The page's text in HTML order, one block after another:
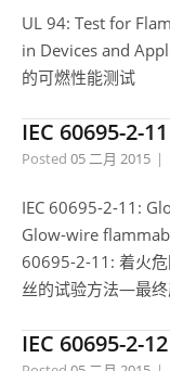
UL 94: Test for
in Devices and
的可燃性能测试
IEC 60695-2-
Posted 05 二月 2015
IEC 60695-2-11:
Glow-wire
60695-2-11: 着火
丝的试验方法—最
IEC 60695-2-